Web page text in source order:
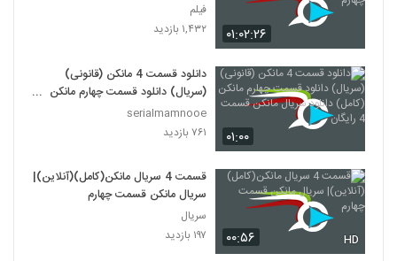
۰۱:۰۲:۲۶
فیلم
۱,۴۳۲ بازدید
۰۱:۰۰
دانلود قسمت 4 مانکن (قانونی)
(سریال) دانلود قسمت چهارم مانکن
رایگان
serialmamnooe
۷۶۱ بازدید
۰۰:۵۶ HD
قسمت 4 سریال مانکن(کامل)(آنلاین)|
سریال مانکن قسمت چهارم
سریال
۱۹۷ بازدید